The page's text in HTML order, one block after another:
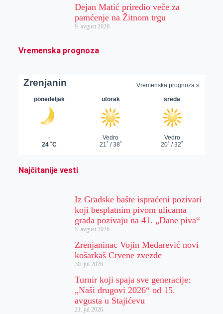
Dejan Matić priredio veče za
pamćenje na Žitnom trgu
9. avgust 2026.
Vremenska prognoza
Najčitanije vesti
Iz Gradske bašte ispraćeni pozivari
koji besplatnim pivom ulicama
grada pozivaju na 41. „Dane piva“
5. avgust 2026.
Zrenjaninac Vojin Medarević novi
košarkaš Crvene zvezde
30. jul 2026.
Turnir koji spaja sve generacije:
„Naši drugovi 2026“ od 15.
avgusta u Stajićevu
21. jul 2026.